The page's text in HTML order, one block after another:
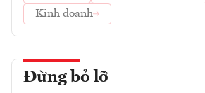
Kinh doanh
Đừng bỏ lỡ